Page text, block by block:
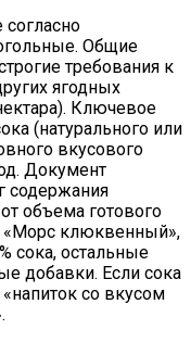
Общие
требования к
ягодных
Ключевое
(натурального или
вкусового
Документ
содержания
объема готового
«Морс клюквенный»,
сока, остальные
добавки. Если сока
со вкусом